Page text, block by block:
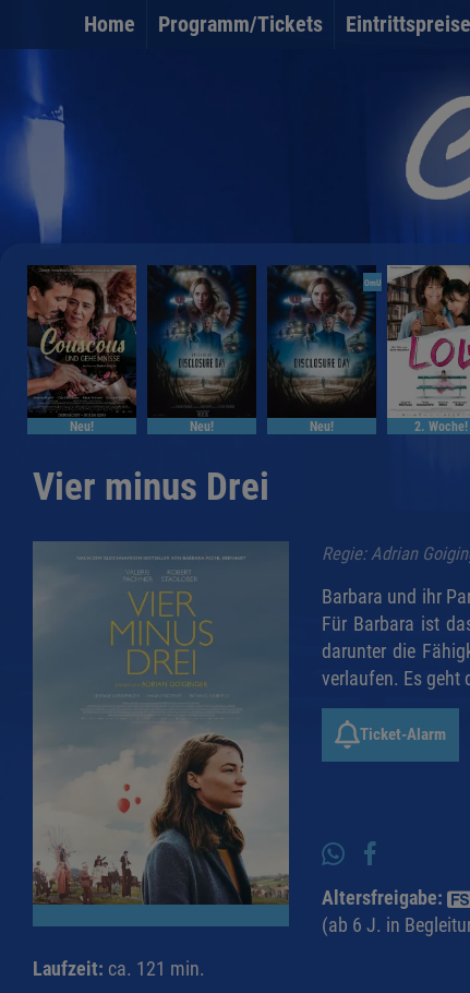
Home Programm/Tickets Eintrittspreise
Neu! Neu!
OmU
Neu! 2. Woche!
Vier minus Drei
Regie: Adrian
Barbara und ihr
Für Barbara ist
darunter die
verlaufen. Es geht
Ticket-Alarm
Altersfreigabe:
(ab 6 J. in
Laufzeit: ca. 121 min.